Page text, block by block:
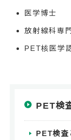
医学博士
放射線科専
PET核医学
PET検
PET検査